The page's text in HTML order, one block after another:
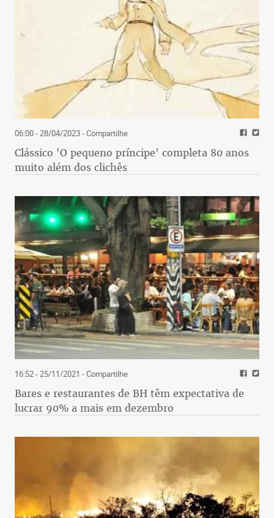
06:00 - 28/04/2023- Compartilhe
Clássico 'O pequeno príncipe' completa 80 anos
muito além dos clichês
16:52 - 25/11/2021 - Compartilhe
Bares e restaurantes de BH têm expectativa de
lucrar 90% a mais em dezembro